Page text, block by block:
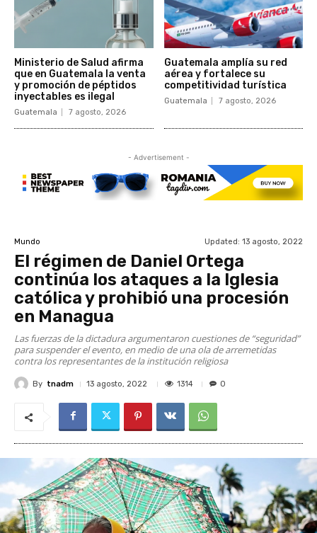
Ministerio de Salud afirma
que en Guatemala la venta
y promoción de péptidos
inyectables es ilegal
Guatemala 7 agosto, 2026
Guatemala amplía su red
aérea y fortalece su
competitividad turística
Guatemala 7 agosto, 2026
- Advertisement -